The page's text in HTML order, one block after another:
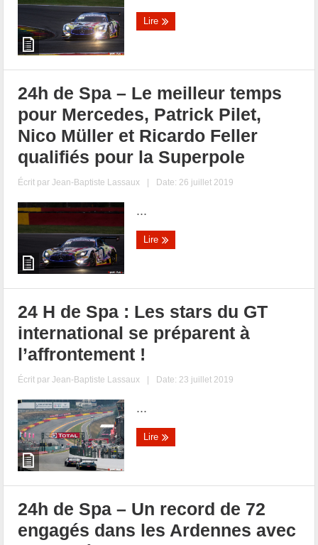
Lire
24h de Spa – Le meilleur temps
pour Mercedes, Patrick Pilet,
Nico Müller et Ricardo Feller
qualifiés pour la Superpole
Écrit parJean-Baptiste Lassaux | Date: 26 juillet 2019
...
Lire
24 H de Spa : Les stars du GT
international se préparent à
l’affrontement !
Écrit parJean-Baptiste Lassaux | Date: 23 juillet 2019
...
Lire
24h de Spa – Un record de 72
engagés dans les Ardennes avec